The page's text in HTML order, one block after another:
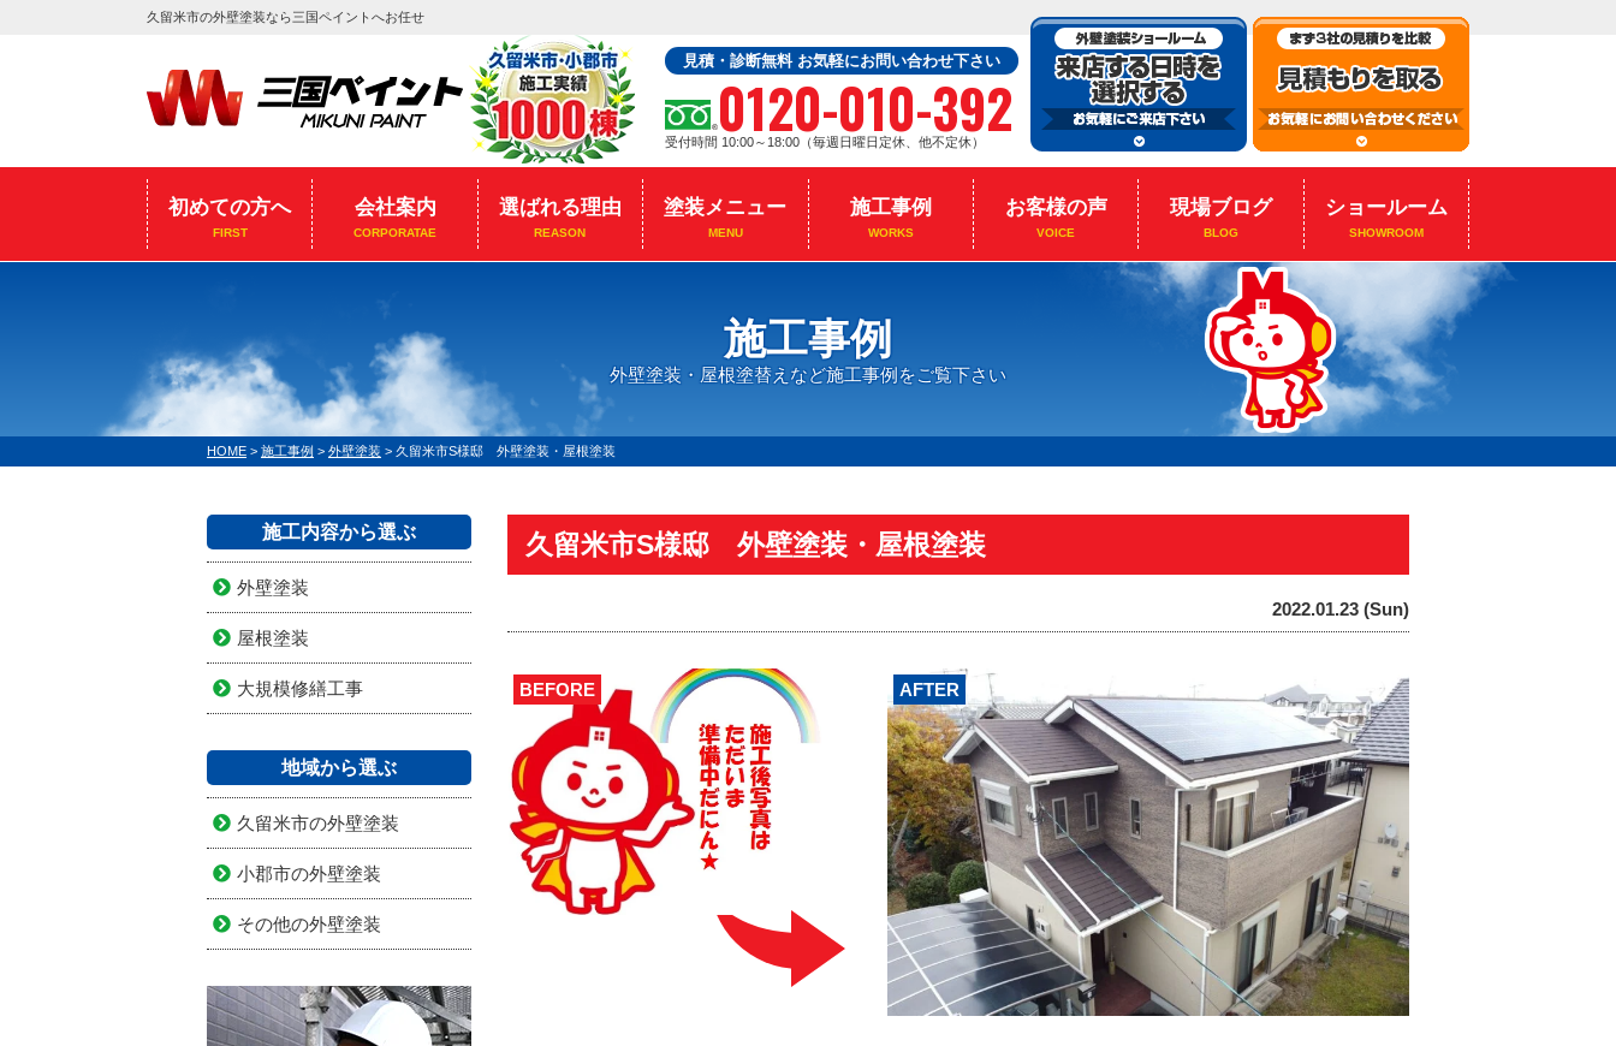
久留米市の外壁塗装なら三国ペイントへお任せ
見積・診断無料 お気軽にお問い合わせ下さい
0120-010-392
受付時間 10:00～18:00（毎週日曜日定休、他不定休）
初めての方へ
FIRST
会社案内
CORPORATAE
選ばれる理由
REASON
塗装メニュー
MENU
施工事例
WORKS
お客様の声
VOICE
現場ブログ
BLOG
ショールーム
SHOWROOM
施工事例
外壁塗装・屋根塗替えなど施工事例をご覧下さい
HOME > 施工事例 > 外壁塗装 > 久留米市S様邸 外壁塗装・屋根塗装
久留米市S様邸 外壁塗装・屋根塗装
2022.01.23 (Sun)
AFTER
BEFORE
施工内容から選ぶ
外壁塗装
屋根塗装
大規模修繕工事
地域から選ぶ
久留米市の外壁塗装
小郡市の外壁塗装
その他の外壁塗装